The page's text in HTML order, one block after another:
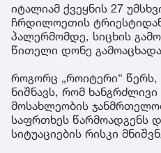
იტალიამ ქვეყნის 27
ჩრდილოეთის
პალერმომდე, სიცხის
წითელი დონე
როგორც „როიტერი“
ნიშნავს, რომ
მოსახლეობის
საფრთხეს წარმოადგენს
სიტუაციების რისკი